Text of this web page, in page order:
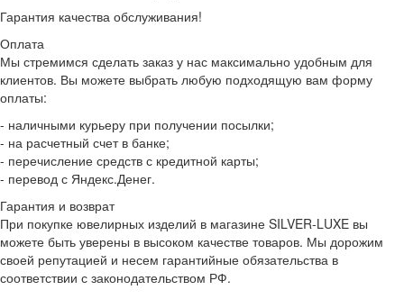
Гарантия качества обслуживания!
Оплата
Мы стремимся сделать заказ у нас максимально удобным для
клиентов. Вы можете выбрать любую подходящую вам форму
оплаты:
- наличными курьеру при получении посылки;
- на расчетный счет в банке;
- перечисление средств с кредитной карты;
- перевод с Яндекс.Денег.
Гарантия и возврат
При покупке ювелирных изделий в магазине SILVER-LUXE вы
можете быть уверены в высоком качестве товаров. Мы дорожим
своей репутацией и несем гарантийные обязательства в
соответствии с законодательством РФ.